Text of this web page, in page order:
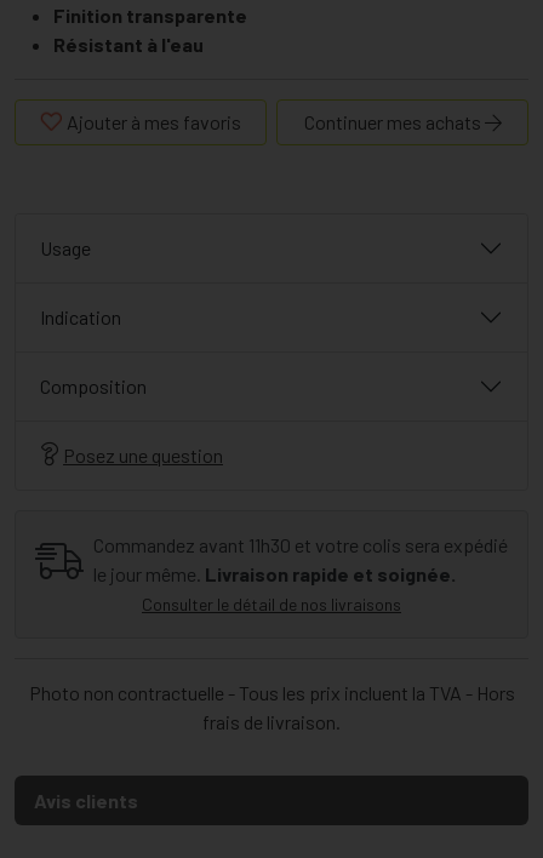
Finition transparente
Résistant à l'eau
Ajouter à mes favoris Continuer mes achats
Usage
Indication
Composition
Posez une question
Commandez avant 11h30 et votre colis sera expédié
le jour même. Livraison rapide et soignée.
Consulter le détail de nos livraisons
Photo non contractuelle - Tous les prix incluent la TVA - Hors
frais de livraison.
Avis clients